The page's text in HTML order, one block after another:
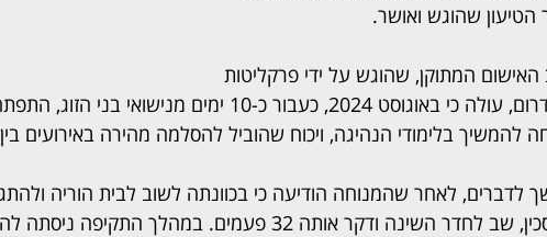
הטיעון שהוגש ואושר.
המתוקן, שהוגש על ידי פרקליטות
מחוז דרום, עולה כי באוגוסט 2024, כעבור כ-10 ימים
להמשיך בלימודי הנהיגה, ויכוח שהוביל להסלמה מהירה באירועים
לדברים, לאחר שהמנוחה הודיעה כי בכוונתה לשוב לבית הוריה
נטל סכין, שב לחדר השינה ודקר אותה 32 פעמים.